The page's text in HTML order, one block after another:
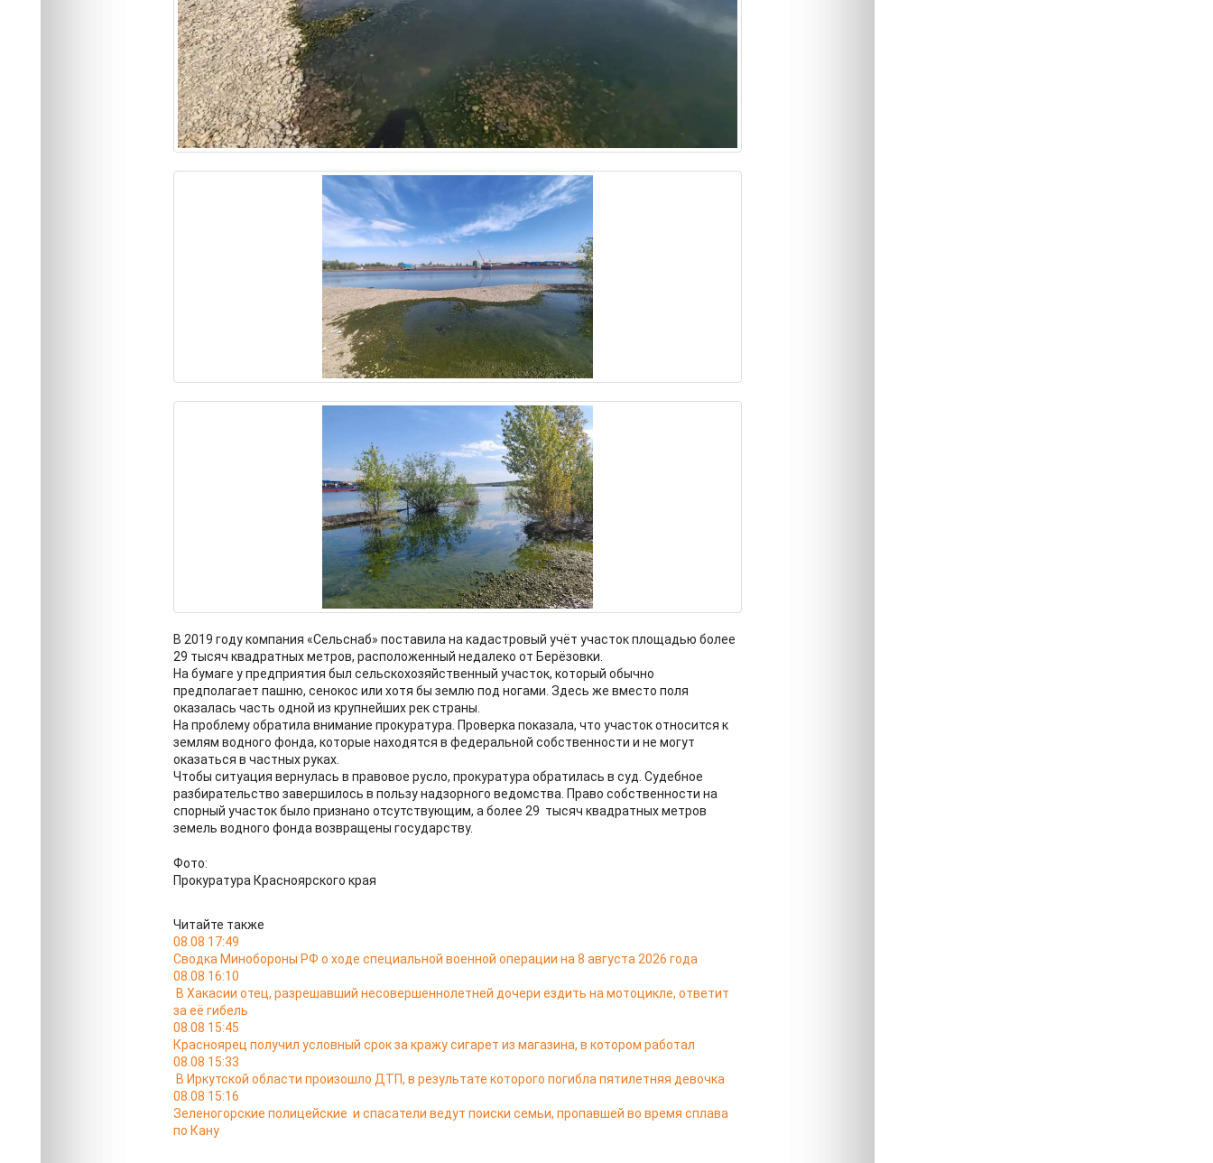
В 2019 году компания «Сельснаб» поставила на кадастровый учёт участок площадью более
29 тысяч квадратных метров, расположенный недалеко от Берёзовки.
На бумаге у предприятия был сельскохозяйственный участок, который обычно
предполагает пашню, сенокос или хотя бы землю под ногами. Здесь же вместо поля
оказалась часть одной из крупнейших рек страны.
На проблему обратила внимание прокуратура. Проверка показала, что участок относится к
землям водного фонда, которые находятся в федеральной собственности и не могут
оказаться в частных руках.
Чтобы ситуация вернулась в правовое русло, прокуратура обратилась в суд. Судебное
разбирательство завершилось в пользу надзорного ведомства. Право собственности на
спорный участок было признано отсутствующим, а более 29 тысяч квадратных метров
земель водного фонда возвращены государству.
Фото:
Прокуратура Красноярского края
Читайте также
08.08 17:49
Сводка Минобороны РФ о ходе специальной военной операции на 8 августа 2026 года
08.08 16:10
В Хакасии отец, разрешавший несовершеннолетней дочери ездить на мотоцикле, ответит
за её гибель
08.08 15:45
Красноярец получил условный срок за кражу сигарет из магазина, в котором работал
08.08 15:33
В Иркутской области произошло ДТП, в результате которого погибла пятилетняя девочка
08.08 15:16
Зеленогорские полицейские и спасатели ведут поиски семьи, пропавшей во время сплава
по Кану